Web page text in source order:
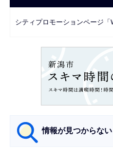
で
ーシティプロモーションページ「
情報が見つからな